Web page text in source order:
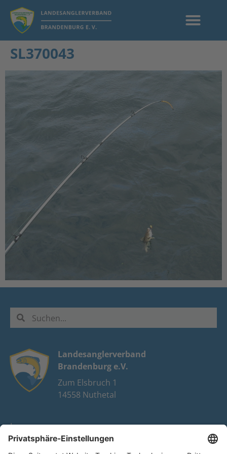
SL370043
Landesanglerverband
Brandenburg e.V.
Zum Elsbruch 1
14558 Nuthetal
Impressum
Datenschutz